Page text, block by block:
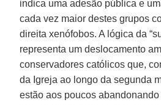
indica uma adesão pública e
cada vez maior destes grupos
direita xenófobos. A lógica da
representa um deslocamento
conservadores católicos que,
da Igreja ao longo da segunda
estão aos poucos